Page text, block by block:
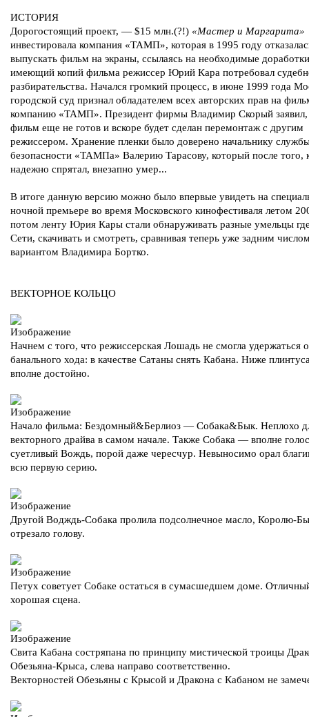
ИСТОРИЯ
Дорогостоящий проект, — $15 млн.(?!) «Мастер и Маргарита»
инвестировала компания «ТАМП», которая в 1995 году
выпускать фильм на экраны, ссылаясь на необходимые
имеющий копий фильма режиссер Юрий Кара потребовал
разбирательства. Начался громкий процесс, в июне 1999 года
городской суд признал обладателем всех авторских прав на
компанию «ТАМП». Президент фирмы Владимир Скорый заявил,
фильм еще не готов и вскоре будет сделан перемонтаж с другим
режиссером. Хранение пленки было доверено начальнику
безопасности «ТАМПа» Валерию Тарасову, который после того,
надежно спрятал, внезапно умер...
В итоге данную версию можно было впервые увидеть на
ночной премьере во время Московского кинофестиваля летом
потом ленту Юрия Кары стали обнаруживать разные умельцы
Сети, скачивать и смотреть, сравнивая теперь уже задним
вариантом Владимира Бортко.
ВЕКТОРНОЕ КОЛЬЦО
Начнем с того, что режиссерская Лошадь не смогла удержаться
банального хода: в качестве Сатаны снять Кабана. Ниже
вполне достойно.
Начало фильма: Бездомный&Берлиоз — Собака&Бык. Неплохо
векторного драйва в самом начале. Также Собака — вполне
суетливый Вождь, порой даже чересчур. Невыносимо орал
всю первую серию.
Другой Водждь-Собака пролила подсолнечное масло, Королю-
отрезало голову.
Петух советует Собаке остаться в сумасшедшем доме.
хорошая сцена.
Свита Кабана состряпана по принципу мистической троицы
Обезьяна-Крыса, слева направо соответственно.
Векторностей Обезьяны с Крысой и Дракона с Кабаном не